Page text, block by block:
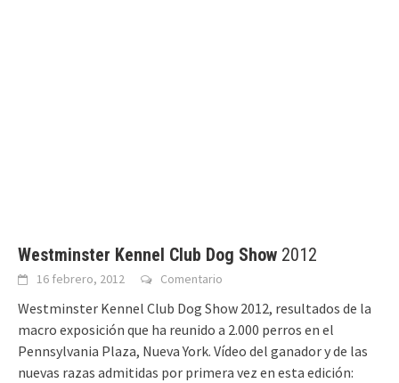
Westminster Kennel Club Dog Show ‎ 2012
16 febrero, 2012 Comentario
Westminster Kennel Club Dog Show‎ 2012, resultados de la
macro exposición que ha reunido a 2.000 perros en el
Pennsylvania Plaza, Nueva York. Vídeo del ganador y de las
nuevas razas admitidas por primera vez en esta edición: